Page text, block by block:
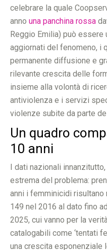
celebrare la quale
anno una panchina rossa
Reggio Emilia) può
aggiornati del fenomeno, i
permanente diffusione e
rilevante crescita delle
insieme alla volontà di
antiviolenza e i servizi
violenze subite da parte
Un quadro
10 anni
I dati nazionali
estrema del problema:
anni i femminicidi
149 nel 2016 al dato fino
2025, cui vanno per la
catalogabili come ‘tentati
una crescita esponenziale